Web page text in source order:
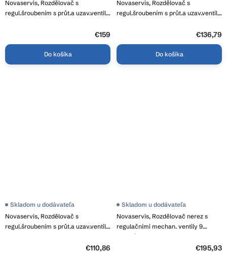
Novaservis, Rozdělovač s
regul.šroubením s průt.a uzav.ventily
€159
Do košíka
Novaservis, Rozdělovač s
regul.šroubením s průt.a uzav.ventily
€136,79
Do košíka
Novaservis, Rozdělovač s
regul.šroubením s průt.a uzav.ventily
Skladom u dodávateľa
€110,86
Novaservis, Rozdělovač nerez s
regulačními mechan. ventily 9
okruhů, SN-ROU09S
Skladom u dodávateľa
€195,93